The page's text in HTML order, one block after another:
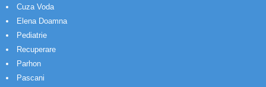
Cuza Voda
Elena Doamna
Pediatrie
Recuperare
Parhon
Pascani